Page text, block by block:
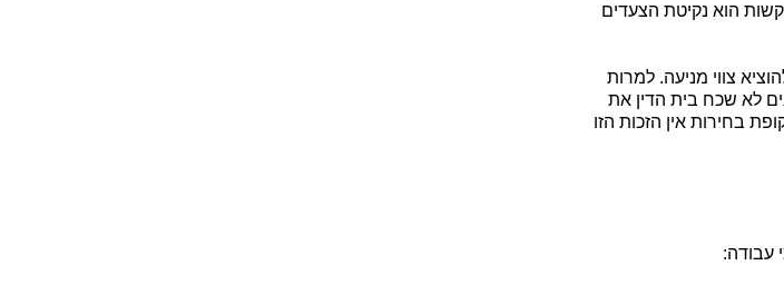
הוא נקיטת הצעדים
צווי מניעה. למרות
לא שכח בית הדין את
בחירות אין הזכות הזו
עבודה: